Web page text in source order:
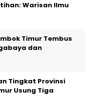
Warisan Ilmu
Timur Tembus
dan
Tingkat Provinsi
Usung Tiga